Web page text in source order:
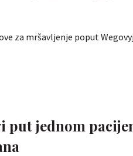
za mršavljenje poput
put jednom